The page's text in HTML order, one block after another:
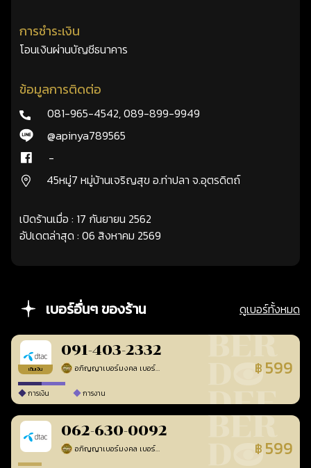
การชำระเงิน
โอนเงินผ่านบัญชีธนาคาร
ข้อมูลการติดต่อ
081-965-4542,089-899-9949
@apinya789565
-
45หมู่7 หมู่บ้านเจริญสุข อ.ท่าปลา จ.อุตรดิตถ์
เปิดร้านเมื่อ : 17 กันยายน 2562
อัปเดตล่าสุด : 06 สิงหาคม 2569
เบอร์อื่นๆ ของร้าน ดูเบอร์ทั้งหมด
เติมเงิน
091-403-2332
อภิญญาเบอร์มงคล เบอร์สวยเลขศาสตร์ ฿ 599
การเงิน การงาน
062-630-0092
อภิญญาเบอร์มงคล เบอร์สวยเลขศาสตร์ ฿ 599